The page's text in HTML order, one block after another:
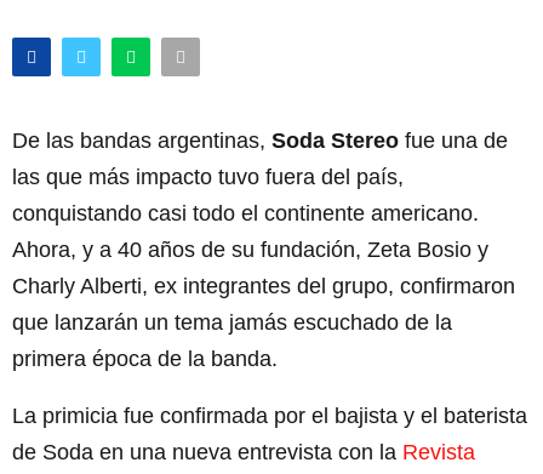
De las bandas argentinas, Soda Stereo fue una de
las que más impacto tuvo fuera del país,
conquistando casi todo el continente americano.
Ahora, y a 40 años de su fundación, Zeta Bosio y
Charly Alberti, ex integrantes del grupo, confirmaron
que lanzarán un tema jamás escuchado de la
primera época de la banda.
La primicia fue confirmada por el bajista y el baterista
de Soda en una nueva entrevista con la Revista